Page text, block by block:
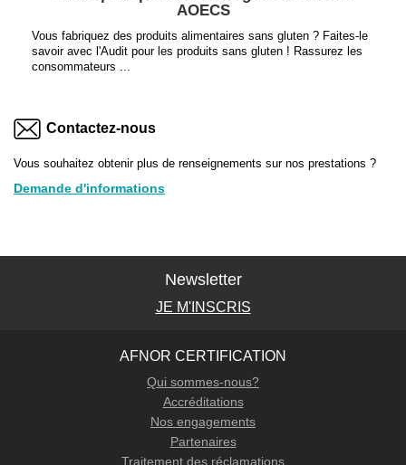
AOECS
Vous fabriquez des produits alimentaires sans gluten ? Faites-le
savoir avec l'Audit pour les produits sans gluten ! Rassurez les
consommateurs ...
Contactez-nous
Vous souhaitez obtenir plus de renseignements sur nos prestations ?
Demande d'informations
Newsletter
JE M'INSCRIS
AFNOR CERTIFICATION
Qui sommes-nous?
Accréditations
Nos engagements
Partenaires
Traitement des réclamations